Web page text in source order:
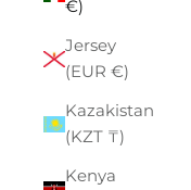
€)
Jersey
(EUR €)
Kazakistan
(KZT ₸)
Kenya